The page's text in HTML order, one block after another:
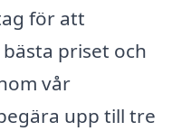
för att
priset och
vår
upp till tre